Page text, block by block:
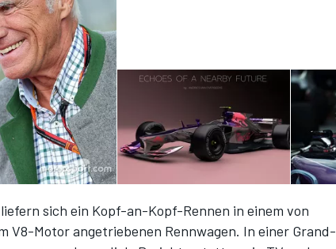
sich ein Kopf-an-Kopf-Rennen in einem von
V8-Motor angetriebenen Rennwagen. In einer Grand-